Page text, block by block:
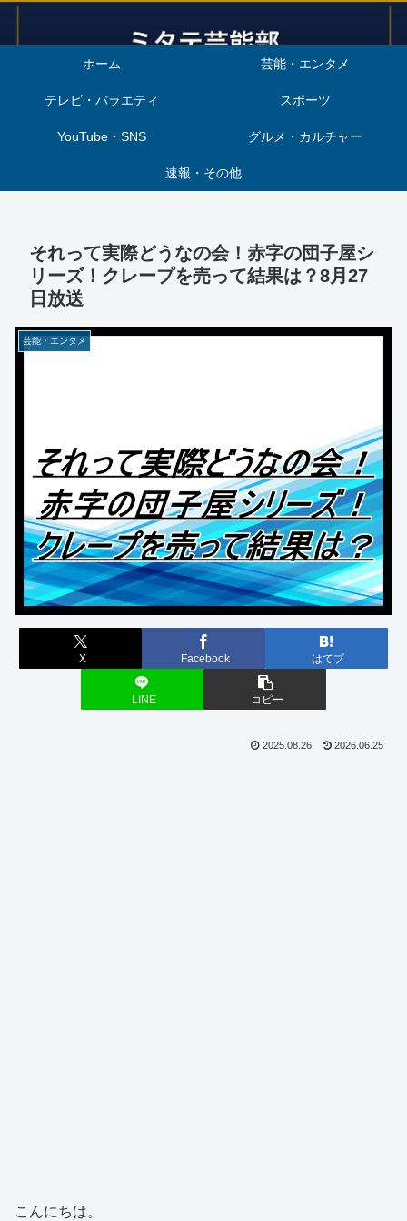
ホーム 芸能・エンタメ
テレビ・バラエティ スポーツ
YouTube・SNS グルメ・カルチャー
速報・その他
それって実際どうなの会！赤字の団子屋シ
リーズ！クレープを売って結果は？8月27
日放送
芸能・エンタメ
X Facebook はてブ
LINE コピー
2025.08.26 2026.06.25
こんにちは。